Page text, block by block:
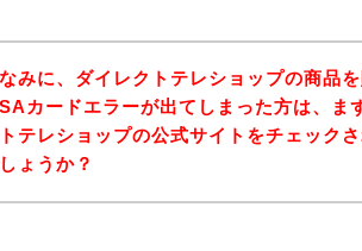
みに、ダイレクトテレショップの商品
カードエラーが出てしまった方は、ま
テレショップの公式サイトをチェック
ょうか？